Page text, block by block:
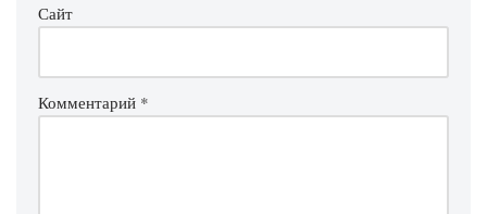
Сайт
Комментарий *